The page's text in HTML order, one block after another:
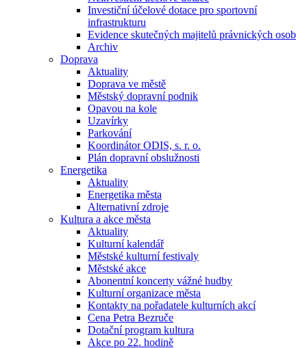
Investiční účelové dotace pro sportovní
infrastrukturu
Evidence skutečných majitelů právnických osob
Archiv
Doprava
Aktuality
Doprava ve městě
Městský dopravní podnik
Opavou na kole
Uzavírky
Parkování
Koordinátor ODIS, s. r. o.
Plán dopravní obslužnosti
Energetika
Aktuality
Energetika města
Alternativní zdroje
Kultura a akce města
Aktuality
Kulturní kalendář
Městské kulturní festivaly
Městské akce
Abonentní koncerty vážné hudby
Kulturní organizace města
Kontakty na pořadatele kulturních akcí
Cena Petra Bezruče
Dotační program kultura
Akce po 22. hodině